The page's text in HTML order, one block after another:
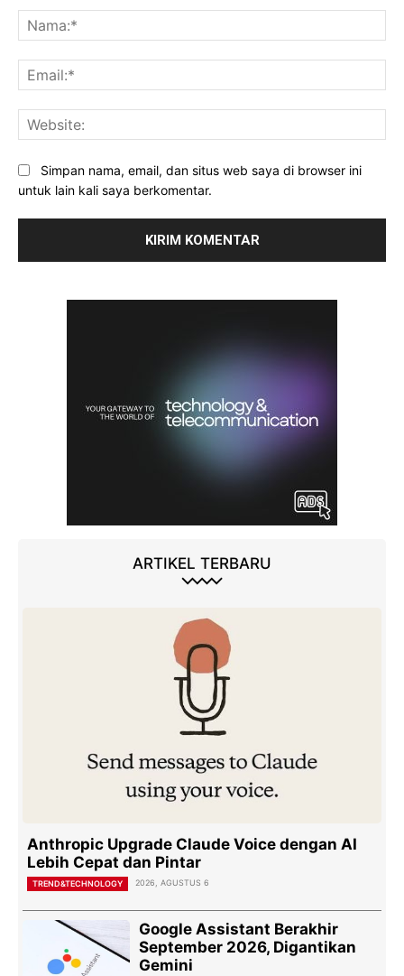
Simpan nama, email, dan situs web saya di browser ini
untuk lain kali saya berkomentar.
ARTIKEL TERBARU
Anthropic Upgrade Claude Voice dengan AI
Lebih Cepat dan Pintar
TREND&TECHNOLOGY 2026, AGUSTUS 6
Google Assistant Berakhir
September 2026, Digantikan
Gemini